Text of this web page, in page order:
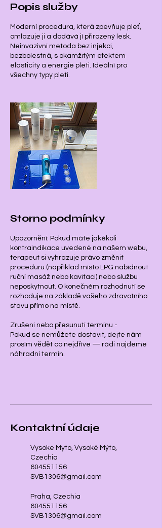
Popis služby
Moderní procedura, která zpevňuje pleť,
omlazuje ji a dodává jí přirozený lesk.
Neinvazivní metoda bez injekcí,
bezbolestná, s okamžitým efektem
elasticity a energie pleti. Ideální pro
všechny typy pleti.
Storno podmínky
Upozornění: Pokud máte jakékoli
kontraindikace uvedené na našem webu,
terapeut si vyhrazuje právo změnit
proceduru (například místo LPG nabídnout
ruční masáž nebo kavitaci) nebo službu
neposkytnout. O konečném rozhodnutí se
rozhoduje na základě vašeho zdravotního
stavu přímo na místě.
Zrušení nebo přesunutí termínu -
Pokud se nemůžete dostavit, dejte nám
prosím vědět co nejdříve — rádi najdeme
náhradní termín.
Kontaktní údaje
Vysoke Myto, Vysoké Mýto,
Czechia
604551156
SVB1306@gmail.com
Praha, Czechia
604551156
SVB1306@gmail.com